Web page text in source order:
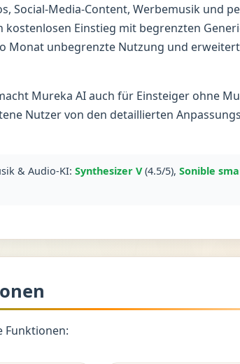
Social-Media-Content, Werbemusik und
kostenlosen Einstieg mit begrenzten
Monat unbegrenzte Nutzung und
Mureka AI auch für Einsteiger ohne
Nutzer von den detaillierten
& Audio-KI: Synthesizer V(4.5/5), Sonible
Funktionen: